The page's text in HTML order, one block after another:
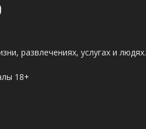
развлечениях, услугах и людях.
18+